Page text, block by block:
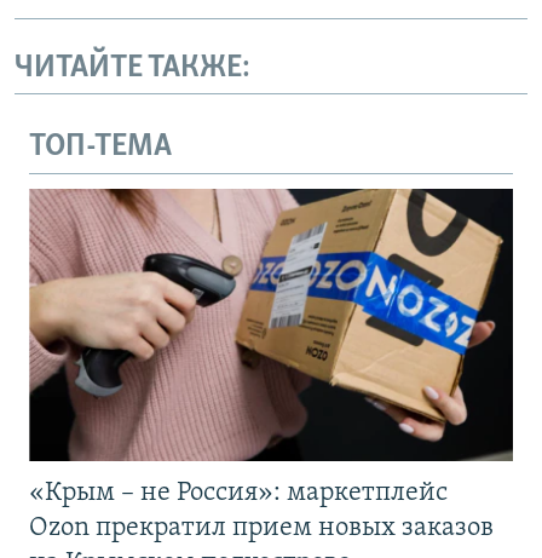
ЧИТАЙТЕ ТАКЖЕ:
ТОП-ТЕМА
«Крым – не Россия»: маркетплейс
Ozon прекратил прием новых заказов